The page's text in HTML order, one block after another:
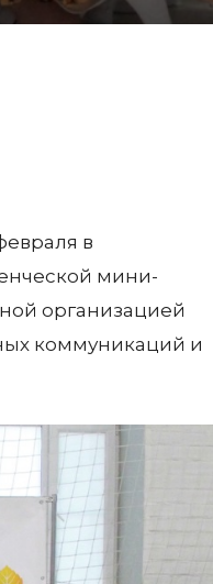
в
мини-
организацией
коммуникаций и